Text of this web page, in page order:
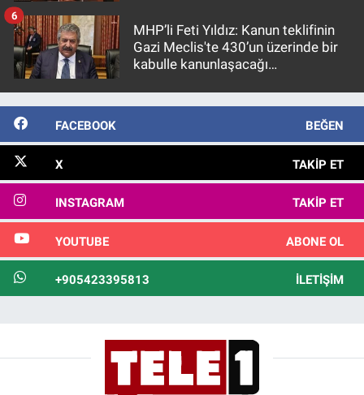
MHP’li Feti Yıldız: Kanun teklifinin
Gazi Meclis'te 430’un üzerinde bir
kabulle kanunlaşacağı
6
FACEBOOK BEĞEN
X TAKIP ET
INSTAGRAM TAKIP ET
YOUTUBE ABONE OL
+905423395813 İLETIŞIM